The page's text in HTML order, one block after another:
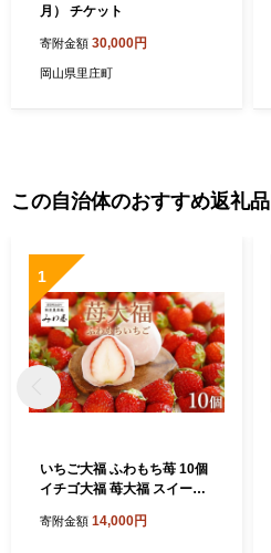
月） チケット
寄附金額 30,000円
岡山県里庄町
この自治体のおすすめ返礼品
1
いちご大福 ふわもち苺 10個
イチゴ大福 苺大福 スイーツ
イチゴ 苺 フルーツ大福 美濃
寄附金額 14,000円